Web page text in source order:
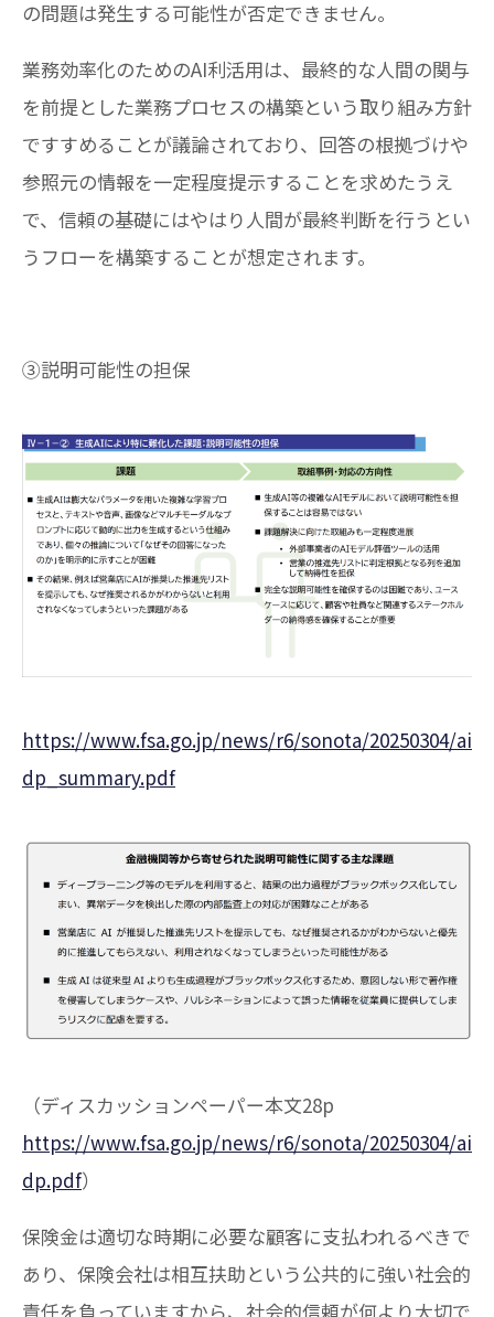
の問題は発生する可能性が否定できません。
業務効率化のためのAI利活用は、最終的な人間の関与
を前提とした業務プロセスの構築という取り組み方針
ですすめることが議論されており、回答の根拠づけや
参照元の情報を一定程度提示することを求めたうえ
で、信頼の基礎にはやはり人間が最終判断を行うとい
うフローを構築することが想定されます。
③説明可能性の担保
https://www.fsa.go.jp/news/r6/sonota/20250304/ai
dp_summary.pdf
（ディスカッションペーパー本文28p
https://www.fsa.go.jp/news/r6/sonota/20250304/ai
dp.pdf）
保険金は適切な時期に必要な顧客に支払われるべきで
あり、保険会社は相互扶助という公共的に強い社会的
責任を負っていますから、社会的信頼が何より大切で